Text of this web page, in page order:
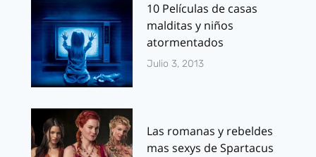
10 Películas de casas
malditas y niños
atormentados
Julio 3, 2013
Las romanas y rebeldes
mas sexys de Spartacus